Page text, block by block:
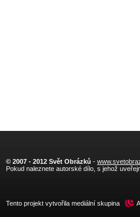
© 2007 - 2012 Svět Obrázků -
Pokud naleznete autorské dílo, s jehož
Tento projekt vytvořila mediální skupina